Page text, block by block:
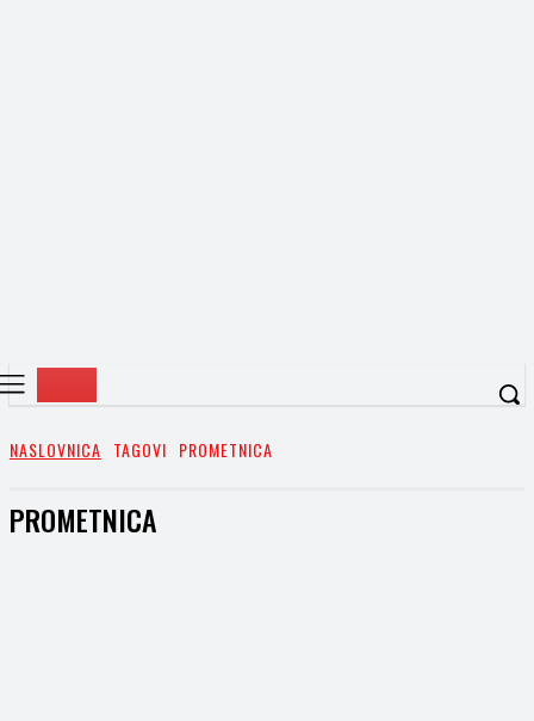
NASLOVNICA TAGOVI PROMETNICA
PROMETNICA